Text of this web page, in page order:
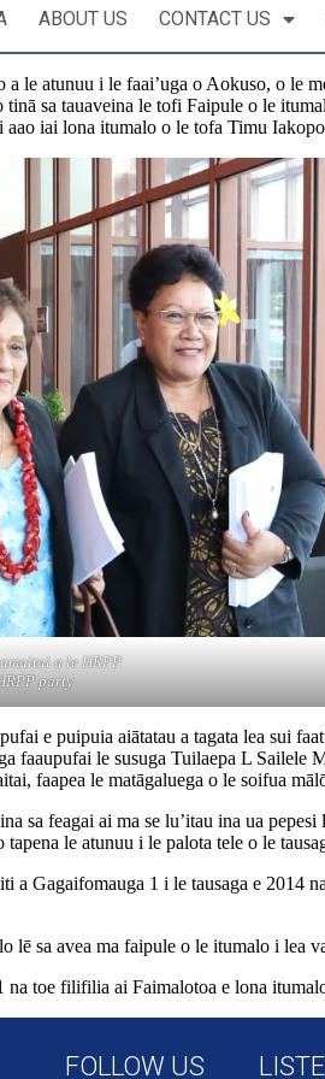
ABOUT US CONTACT US
le atunuu i le faai’uga o Aokuso, o le
tinā sa tauaveina le tofi Faipule o le
aao iai lona itumalo o le tofa Timu
a le HRPP.
party
e puipuia aiātatau a tagata lea sui
faaupufai le susuga Tuilaepa L
faapea le matāgaluega o le soifua
sa feagai ai ma se lu’itau ina ua
le atunuu i le palota tele o le
a Gagaifomauga 1 i le tausaga e
lē sa avea ma faipule o le itumalo i lea
na toe filifilia ai Faimalotoa e lona
FOLLOW US